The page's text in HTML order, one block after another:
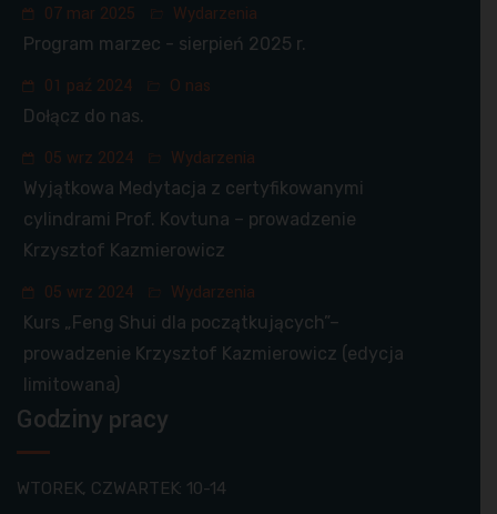
07 mar 2025 Wydarzenia
Program marzec - sierpień 2025 r.
01 paź 2024 O nas
Dołącz do nas.
05 wrz 2024 Wydarzenia
Wyjątkowa Medytacja z certyfikowanymi
cylindrami Prof. Kovtuna – prowadzenie
Krzysztof Kazmierowicz
05 wrz 2024 Wydarzenia
Kurs „Feng Shui dla początkujących”–
prowadzenie Krzysztof Kazmierowicz (edycja
limitowana)
Godziny pracy
WTOREK, CZWARTEK: 10-14